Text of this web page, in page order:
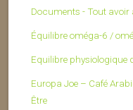
Documents - Tout avoir
Équilibre oméga-6 /
Equilibre physiologique
Europa Joe – Café
Être